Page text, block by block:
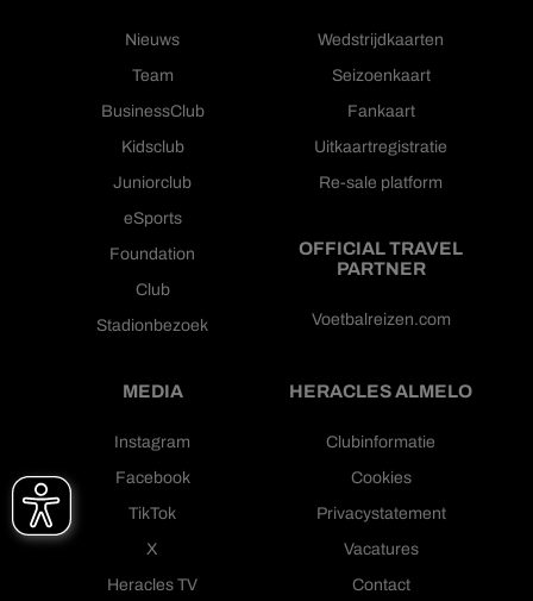
Nieuws
Team
BusinessClub
Kidsclub
Juniorclub
eSports
Foundation
Club
Stadionbezoek
Wedstrijdkaarten
Seizoenkaart
Fankaart
Uitkaartregistratie
Re-sale platform
OFFICIAL TRAVEL
PARTNER
Voetbalreizen.com
MEDIA
Instagram
Facebook
TikTok
X
Heracles TV
HERACLES ALMELO
Clubinformatie
Cookies
Privacystatement
Vacatures
Contact